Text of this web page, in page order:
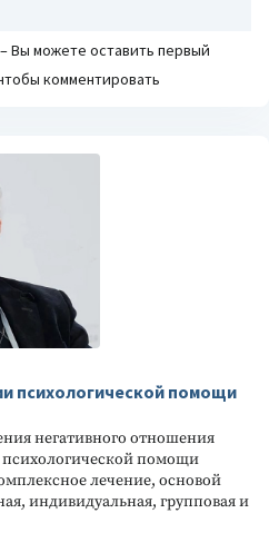
Вы можете оставить первый
комментировать
психологической помощи
негативного отношения
помощи
лечение, основой
индивидуальная, групповая и